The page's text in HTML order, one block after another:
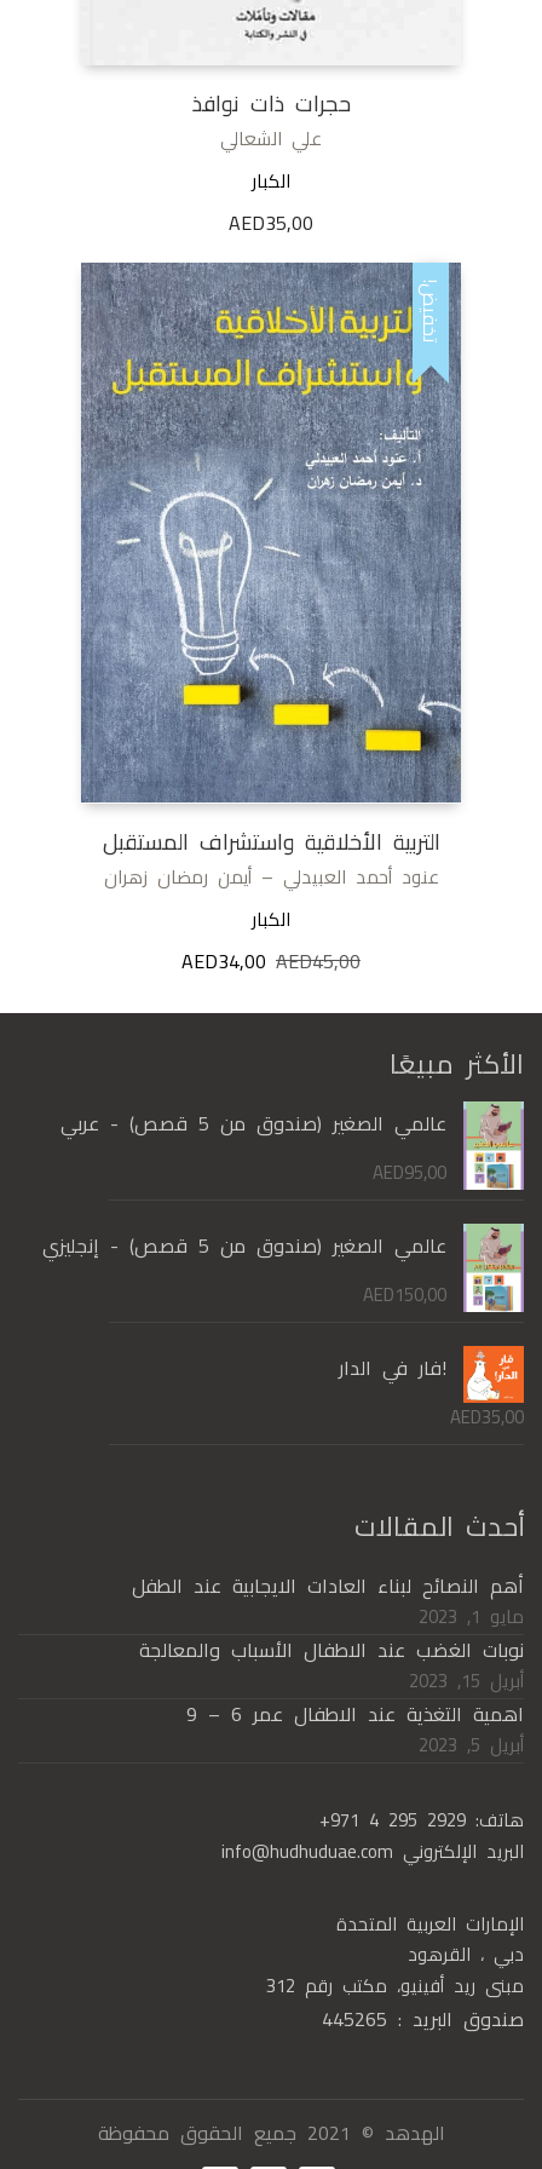
حجرات ذات نوافذ
علي الشعالي
الكبار
AED35,00
تخفيض!
التربية الأخلاقية واستشراف المستقبل
عنود أحمد العبيدلي – أيمن رمضان زهران
الكبار
AED45,00
السعر
هو:
AED34,00
السعر
هو:
الأكثر مبيعًا
عالمي الصغير (صندوق من 5 قصص) - عربي
AED95,00
عالمي الصغير (صندوق من 5 قصص) - إنجليزي
AED150,00
!فار في الدار
AED35,00
أحدث المقالات
أهم النصائح لبناء العادات الايجابية عند الطفل
مايو 1, 2023
نوبات الغضب عند الاطفال الأسباب والمعالجة
أبريل 15, 2023
اهمية التغذية عند الاطفال عمر 6 – 9
أبريل 5, 2023
هاتف: +971 4 295 2929
البريد الإلكتروني info@hudhuduae.com
الإمارات العربية المتحدة
دبي ، القرهود
مبنى ريد أفينيو، مكتب رقم 312
صندوق البريد : 445265
الهدهد © 2021 جميع الحقوق محفوظة